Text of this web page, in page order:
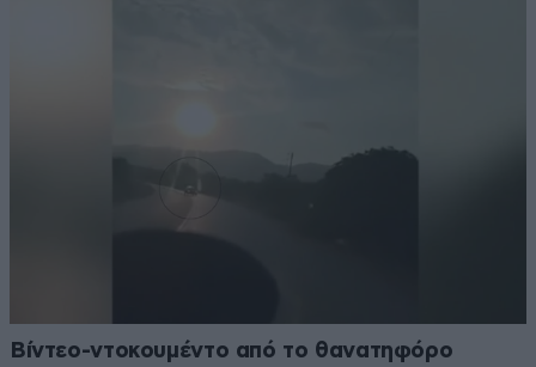
Βίντεο-ντοκουμέντο από το θανατηφόρο